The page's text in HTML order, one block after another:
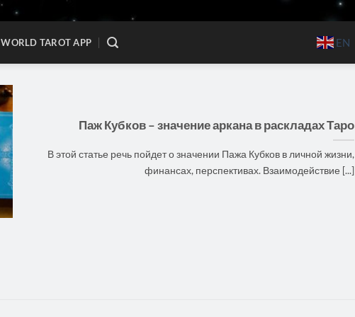
WORLD TAROT APP EN
Паж Кубков – значение аркана в раскладах Таро
В этой статье речь пойдет о значении Пажа Кубков в личной жизни,
финансах, перспективах. Взаимодействие [...]